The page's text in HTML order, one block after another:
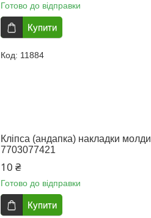
Готово до відправки
Купити
11884
Кліпса (андапка) накладки
7703077421
10 ₴
Готово до відправки
Купити